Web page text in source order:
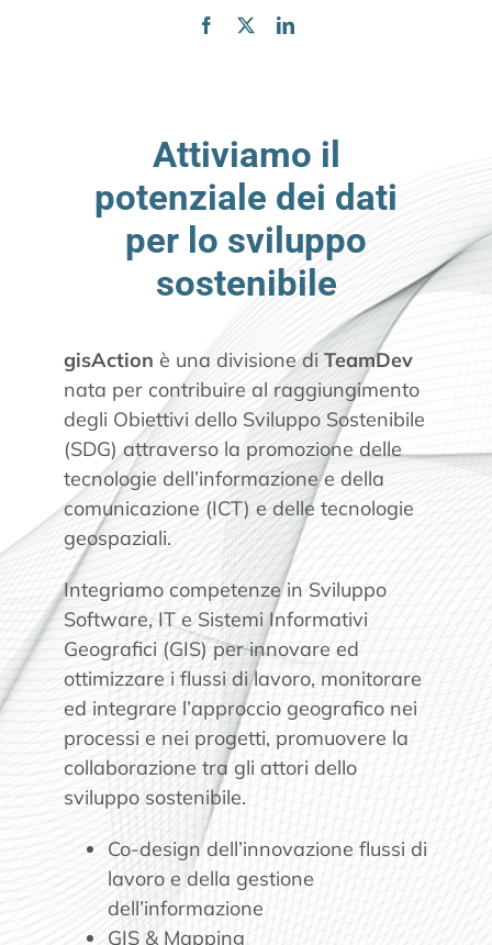
Attiviamo il
potenziale dei dati
per lo sviluppo
sostenibile
gisAction è una divisione diTeamDev
nata per contribuire al raggiungimento
degli Obiettivi dello Sviluppo Sostenibile
(SDG) attraverso la promozione delle
tecnologie dell’informazione e della
comunicazione (ICT) e delle tecnologie
geospaziali.
Integriamo competenze in Sviluppo
Software, IT e Sistemi Informativi
Geografici (GIS) per innovare ed
ottimizzare i flussi di lavoro, monitorare
ed integrare l’approccio geografico nei
processi e nei progetti, promuovere la
collaborazione tra gli attori dello
sviluppo sostenibile.
Co-design dell’innovazione flussi di
lavoro e della gestione
dell’informazione
GIS & Mapping